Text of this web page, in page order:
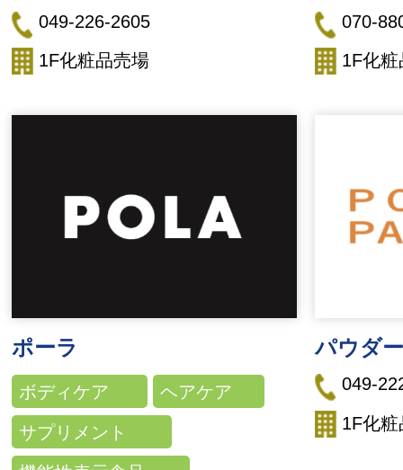
049-226-2605
1F化粧品売場
070-
1F化
ポーラ
ボディケア ヘアケア
サプリメント
パウダ
049-
1F化